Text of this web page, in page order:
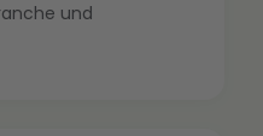
und